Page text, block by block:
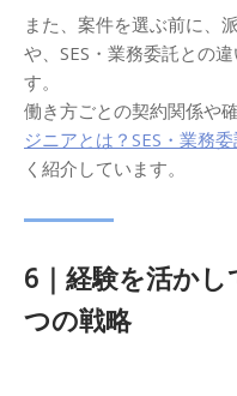
また、案件を選ぶ前に、
や、SES・業務委託との
す。
働き方ごとの契約関係や
ジニアとは？SES・業務
く紹介しています。
6｜経験を活か
つの戦略